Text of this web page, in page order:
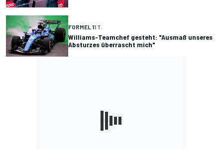
FORMEL 11 T.
Williams-Teamchef gesteht: "Ausmaß unseres
Absturzes überrascht mich"